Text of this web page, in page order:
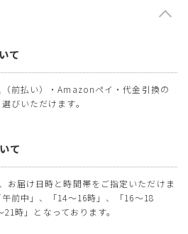
て
前払い）・Amazonペイ・代金引換の
びいただけます。
て
お届け日時と時間帯をご指定いただけま
前中」、「14～16時」、「16～18
時」となっております。